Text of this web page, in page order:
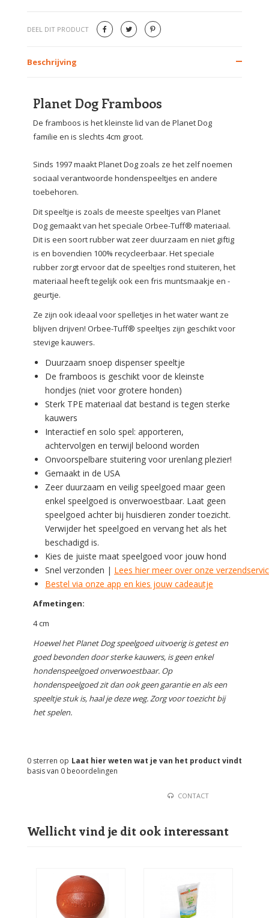
DEEL DIT PRODUCT
Beschrijving
Planet Dog Framboos
De framboos is het kleinste lid van de Planet Dog
familie en is slechts 4cm groot.
Sinds 1997 maakt Planet Dog zoals ze het zelf noemen
sociaal verantwoorde hondenspeeltjes en andere
toebehoren.
Dit speeltje is zoals de meeste speeltjes van Planet
Dog gemaakt van het speciale Orbee-Tuff® materiaal.
Dit is een soort rubber wat zeer duurzaam en niet giftig
is en bovendien 100% recycleerbaar. Het speciale
rubber zorgt ervoor dat de speeltjes rond stuiteren, het
materiaal heeft tegelijk ook een fris muntsmaakje en -
geurtje.
Ze zijn ook ideaal voor spelletjes in het water want ze
blijven drijven! Orbee-Tuff® speeltjes zijn geschikt voor
stevige kauwers.
Duurzaam snoep dispenser speeltje
De framboos is geschikt voor de kleinste
hondjes (niet voor grotere honden)
Sterk TPE materiaal dat bestand is tegen sterke
kauwers
Interactief en solo spel: apporteren,
achtervolgen en terwijl beloond worden
Onvoorspelbare stuitering voor urenlang plezier!
Gemaakt in de USA
Zeer duurzaam en veilig speelgoed maar geen
enkel speelgoed is onverwoestbaar. Laat geen
speelgoed achter bij huisdieren zonder toezicht.
Verwijder het speelgoed en vervang het als het
beschadigd is.
Kies de juiste maat speelgoed voor jouw hond
Snel verzonden | Lees hier meer over onze
Bestel via onze app en kies jouw cadeautje
Afmetingen:
4 cm
Hoewel het Planet Dog speelgoed uitvoerig is getest en
goed bevonden door sterke kauwers, is geen enkel
hondenspeelgoed onverwoestbaar. Op
hondenspeelgoed zit dan ook geen garantie en als een
speeltje stuk is, haal je deze weg. Zorg voor toezicht bij
het spelen.
Laat hier weten wat je van het product vindt
0 sterren op
basis van 0 beoordelingen
CONTACT
Wellicht vind je dit ook interessant